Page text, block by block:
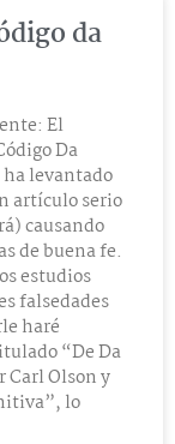
da
El
Da
levantado
artículo serio
causando
de buena fe.
estudios
falsedades
haré
“De Da
Carl Olson y
lo